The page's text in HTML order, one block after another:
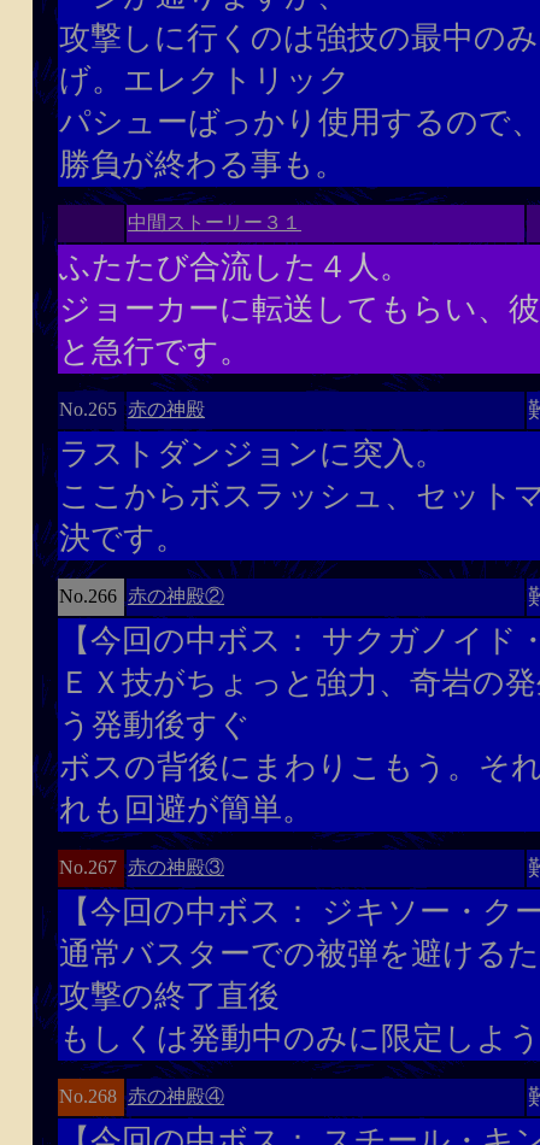
攻撃しに行くのは強技の最中の
げ。エレクトリック
パシューばっかり使用するので
勝負が終わる事も。
中間ストーリー３１
ふたたび合流した４人。
ジョーカーに転送してもらい、
と急行です。
No.265 赤の神殿
ラストダンジョンに突入。
ここからボスラッシュ、セット
決です。
No.266 赤の神殿②
【今回の中ボス： サクガノイド
ＥＸ技がちょっと強力、奇岩の
う発動後すぐ
ボスの背後にまわりこもう。そ
れも回避が簡単。
No.267 赤の神殿③
【今回の中ボス： ジキソー・ク
通常バスターでの被弾を避ける
攻撃の終了直後
もしくは発動中のみに限定しよ
No.268 赤の神殿④